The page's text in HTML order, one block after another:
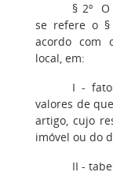
§ 2º O
se refere o §
acordo com
local, em:
I -
valores de
artigo, cujo
imóvel ou do
II -